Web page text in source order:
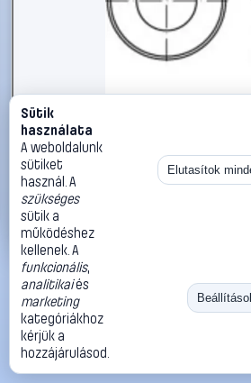
#112404
Állítógyűrűk M8 DIN 705 Acél 10 db
TOOLCRAFT Biztosítógyűrűk
18 990 Ft
Kosárba
«
Méret:
Rendezés:
©2026
ThermoScope
Cégbemutató
Sütik
használata
A weboldalunk
sütiket
használ. A
szükséges
sütik a
működéshez
kellenek. A
funkcionális,
analitikaiés
marketing
kategóriákhoz
kérjük a
hozzájárulásod.
Elutasítok